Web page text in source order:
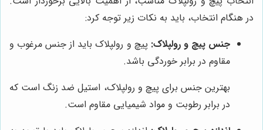
در هنگام انتخاب، باید به نکات زیر توجه کرد:
جنس پیچ و رولپلاک: پیچ و رولپلاک باید از جنس مرغوب و
مقاوم در برابر خوردگی باشد.
بهترین جنس برای پیچ و رولپلاک، استیل ضد زنگ است که
در برابر رطوبت و مواد شیمیایی مقاوم است.